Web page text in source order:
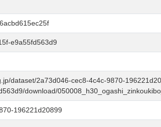
e9a55fd563d9
dataset/2a73d046-cec8-4c4c-9870-
download/
196221d20899